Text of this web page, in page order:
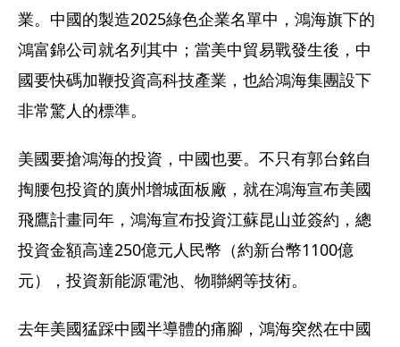
業。中國的製造2025綠色企業名單中，鴻海旗下的
鴻富錦公司就名列其中；當美中貿易戰發生後，中
國要快碼加鞭投資高科技產業，也給鴻海集團設下
非常驚人的標準。
美國要搶鴻海的投資，中國也要。不只有郭台銘自
掏腰包投資的廣州增城面板廠，就在鴻海宣布美國
飛鷹計畫同年，鴻海宣布投資江蘇昆山並簽約，總
投資金額高達250億元人民幣（約新台幣1100億
元），投資新能源電池、物聯網等技術。
去年美國猛踩中國半導體的痛腳，鴻海突然在中國